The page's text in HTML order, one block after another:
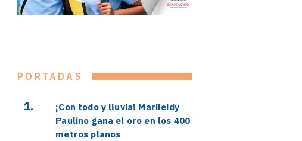
PORTADAS
¡Con todo y lluvia! Marileidy
Paulino gana el oro en los 400
metros planos